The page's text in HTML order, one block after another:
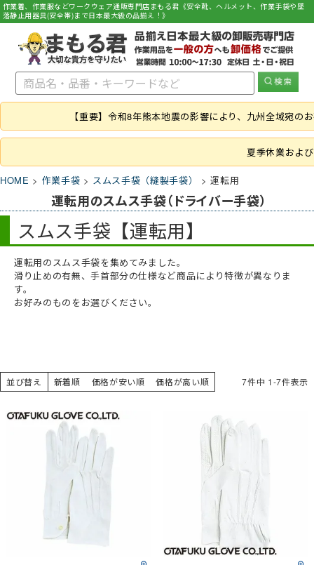
作業着、作業服などワークウェア通販専門店まもる君《安全靴、ヘルメット、作業手袋や墜
落静止用器具(安全帯)まで日本最大級の品揃え！》
【重要】令和8年熊本地震の影響により、九州全域宛
夏季休業およ
HOME 作業手袋 スムス手袋（縫製手袋） 運転用
運転用のスムス手袋（ドライバー手袋）
スムス手袋【運転用】
運転用のスムス手袋を集めてみました。
滑り止めの有無、手首部分の仕様など商品により特徴が異なりま
す。
お好みのものをお選びください。
並び替え 新着順 価格が安い順 価格が高い順 7件中 1-7件表示